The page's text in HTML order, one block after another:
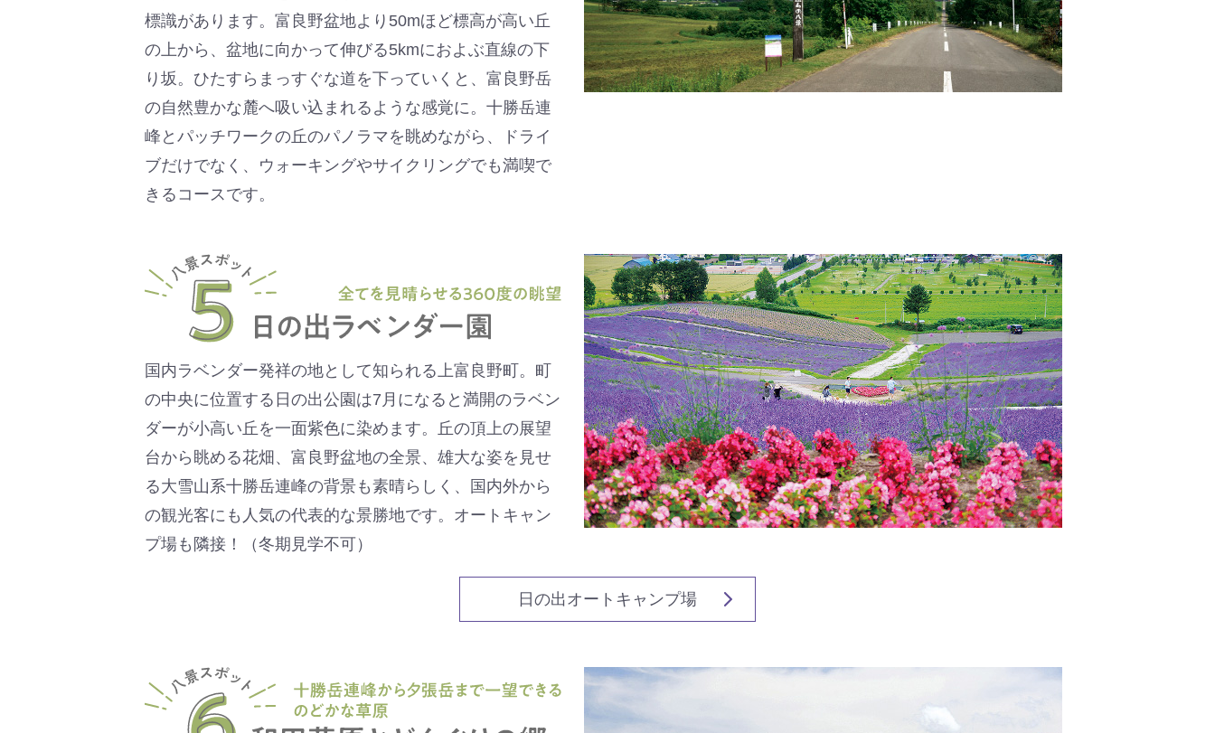
標識があります。富良野盆地より50mほど標高が高い丘
の上から、盆地に向かって伸びる5kmにおよぶ直線の下
り坂。ひたすらまっすぐな道を下っていくと、富良野岳
の自然豊かな麓へ吸い込まれるような感覚に。十勝岳連
峰とパッチワークの丘のパノラマを眺めながら、ドライ
ブだけでなく、ウォーキングやサイクリングでも満喫で
きるコースです。
国内ラベンダー発祥の地として知られる上富良野町。町
の中央に位置する日の出公園は7月になると満開のラベン
ダーが小高い丘を一面紫色に染めます。丘の頂上の展望
台から眺める花畑、富良野盆地の全景、雄大な姿を見せ
る大雪山系十勝岳連峰の背景も素晴らしく、国内外から
の観光客にも人気の代表的な景勝地です。オートキャン
プ場も隣接！（冬期見学不可）
日の出オートキャンプ場